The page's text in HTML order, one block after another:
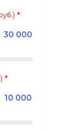
30 000
10 000